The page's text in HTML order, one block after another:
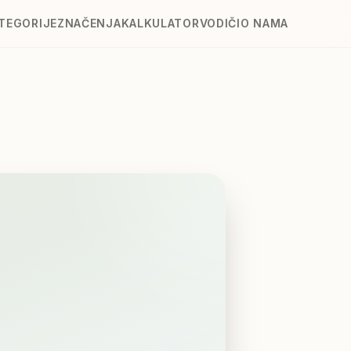
ZNAČENJAKALKULATORVODIČIO NAMA